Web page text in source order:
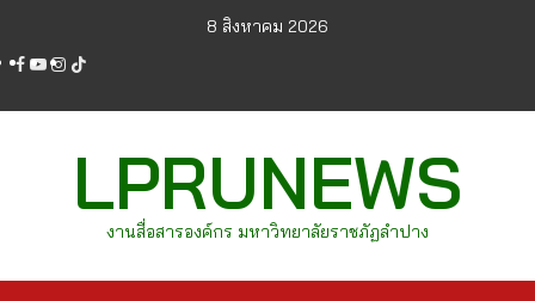
content
8 สิงหาคม 2026
facebook
youtube
instagram
tiktok
LPRUNEWS
งานสื่อสารองค์กร มหาวิทยาลัยราชภัฏลำปาง